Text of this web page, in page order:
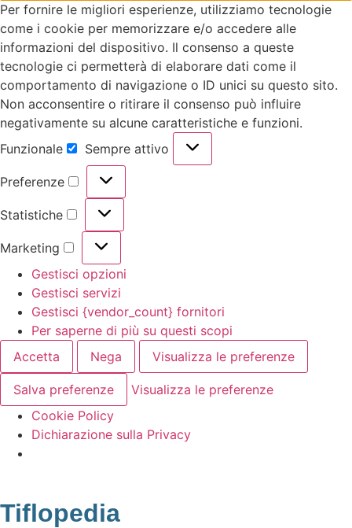
Per fornire le migliori esperienze, utilizziamo tecnologie
come i cookie per memorizzare e/o accedere alle
informazioni del dispositivo. Il consenso a queste
tecnologie ci permetterà di elaborare dati come il
comportamento di navigazione o ID unici su questo sito.
Non acconsentire o ritirare il consenso può influire
negativamente su alcune caratteristiche e funzioni.
Funzionale
Sempre attivo
Preferenze
Statistiche
Marketing
Gestisci opzioni
Gestisci servizi
Gestisci {vendor_count} fornitori
Per saperne di più su questi scopi
Accetta
Nega Visualizza le preferenze
Salva preferenze
Visualizza le preferenze
Cookie Policy
Dichiarazione sulla Privacy
Tiflopedia